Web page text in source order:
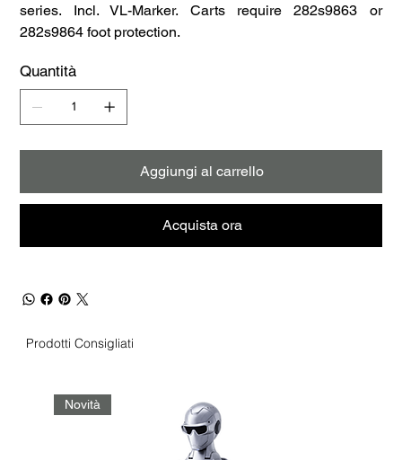
series. Incl. VL-Marker. Carts require 282s9863 or
282s9864 foot protection.
Quantità
Aggiungi al carrello
Acquista ora
Prodotti Consigliati
Novità